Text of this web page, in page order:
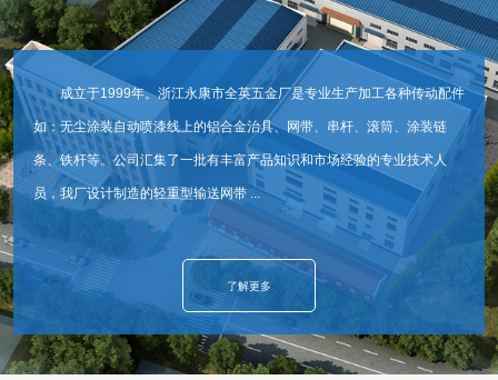
成立于1999年。浙江永康市全英五金厂是专业生产加工各种传动配件
如：无尘涂装自动喷漆线上的铝合金治具、网带、串杆、滚筒、涂装链
条、铁杆等。公司汇集了一批有丰富产品知识和市场经验的专业技术人
员，我厂设计制造的轻重型输送网带 ...
了解更多